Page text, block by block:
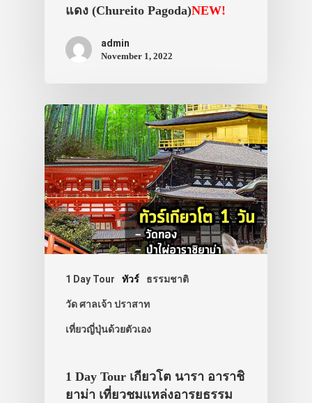
แดง (Chureito Pagoda)NEW!
admin
November 1, 2022
1 Day Tour ทัวร์ ธรรมชาติ
วัด ศาลเจ้า ปราสาท
เที่ยวญี่ปุ่นด้วยตัวเอง
1 Day Tour เกียวโต นารา อาราชิ
ยาม่า เที่ยวชมแหล่งอารยธรรม